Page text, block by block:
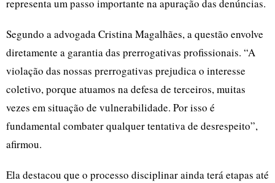
representa um passo importante na apuração das denúncias.
Segundo a advogada Cristina Magalhães, a questão envolve
diretamente a garantia das prerrogativas profissionais. “A
violação das nossas prerrogativas prejudica o interesse
coletivo, porque atuamos na defesa de terceiros, muitas
vezes em situação de vulnerabilidade. Por isso é
fundamental combater qualquer tentativa de desrespeito”,
afirmou.
Ela destacou que o processo disciplinar ainda terá etapas até